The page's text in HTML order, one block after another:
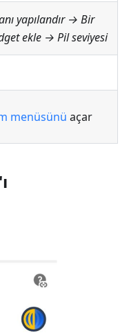
yapılandır→ Bir
ekle → Pil seviyesi
menüsünü açar